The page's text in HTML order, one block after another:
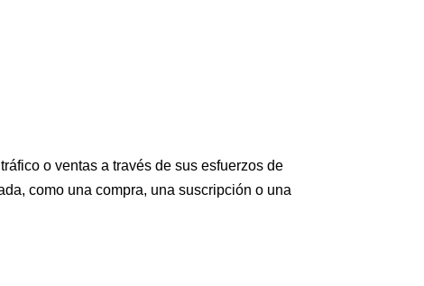
o ventas a través de sus esfuerzos de
como una compra, una suscripción o una